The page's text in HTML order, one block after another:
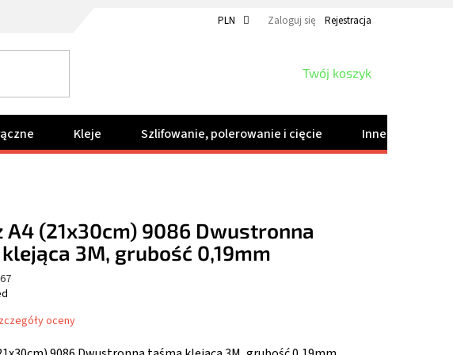
PLN Zaloguj się Rejestracja
KOSZYK
Twój koszyk
Kleje Szlifowanie, polerowanie i cięcie Inne produkty
A4 (21x30cm) 9086 Dwustronna
3M, grubość 0,19mm
oceny